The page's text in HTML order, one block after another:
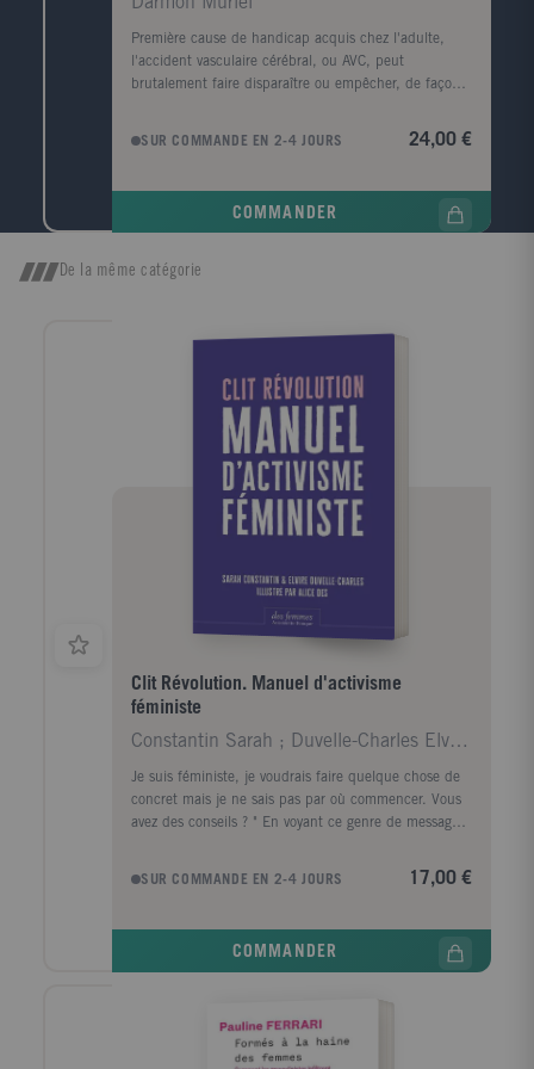
pertinence, eu égard aux grands enjeux
contemporains ? Ces analyses éclairantes esquissent,
en creux, la possibilité d'une autre politique.
Première cause de handicap acquis chez l'adulte,
l'accident vasculaire cérébral, ou AVC, peut
brutalement faire disparaître ou empêcher, de façon
la vie quotidienne, dans des domaines physiques ou
intellectuels très divers : la marche, la déglutition, la
apparaître comme une atteinte biologique du social
expériences, les compétences et les dispositions,
Pourtant, à âge égal et à gravité équivalente des
mêmes si le patient est un homme ou une femme, un
ouvrier ou un cadre supérieur, si la récupération de
ses capacités a une grande ou une moindre valeur
aux yeux des acteurs de la rééducation, si l'AVC a
laissé intact chez lui un rapport aisé ou difficile aux
modalités scolaires d'apprentissage. Pour mettre en
évidence et expliquer ces phénomènes, Muriel
Darmon a mené une enquête approfondie dans un
auprès des différents corps de spécialistes -
neuropsychologues, etc. - de deux centres de
patients au sein de ces unités et des étonnants "
plateaux techniques " conçus pour favoriser leurs
semble perdu, le social perdure chez les individus et
SUR COMMANDE EN 2-4 JOURS 24,00 €
COMMANDER
De la même catégorie
Clit Révolution. Manuel d'activisme
féministe
Constantin Sarah ; Duvelle-Charles Elvire ; Des Al
Je suis féministe, je voudrais faire quelque chose de
concret mais je ne sais pas par où commencer. Vous
avez des conseils ? " En voyant ce genre de message
activistes féministes Sarah Constantin et Elvire
Duvelle-Charles ont compris qu'il manquait un livre.
expliquer comment transformer leurs idées en actions
avaient les moyens de faire évoluer la société. Ce livre
s'inscrit dans la ligne directe de ce qu'elles ont déjà
SUR COMMANDE EN 2-4 JOURS 17,00 €
COMMANDER